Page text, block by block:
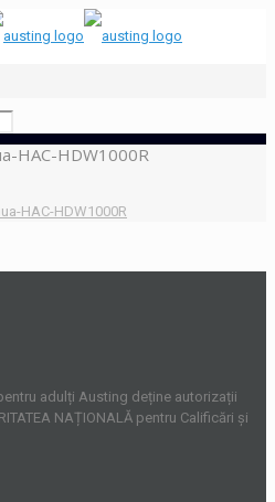
HAC-HDW1000R
HAC-HDW1000R
adulți Austing deține autorizații
NAȚIONALĂ pentru Calificări și